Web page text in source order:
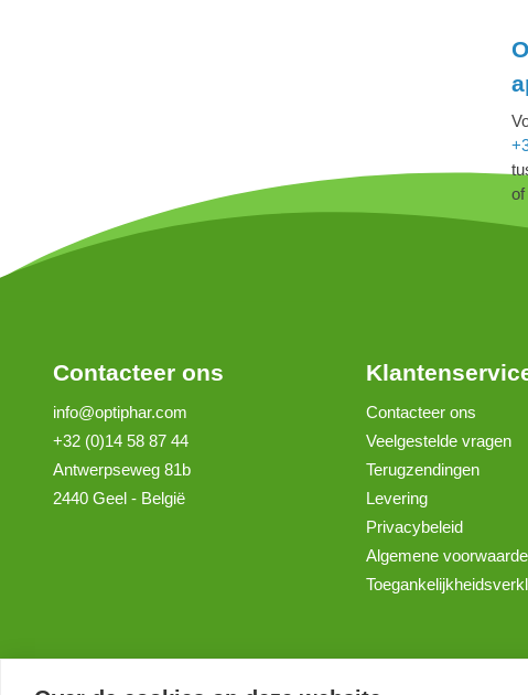
of
Contacteer ons
info@optiphar.com
+32 (0)14 58 87 44
Antwerpseweg 81b
2440 Geel - België
Contacteer ons
Veelgestelde vragen
Terugzendingen
Levering
Privacybeleid
Algemene